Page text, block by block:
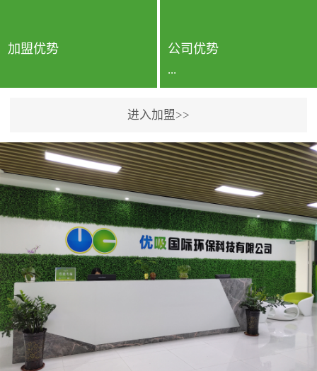
加盟优势 公司优势
...
专利保护优势、双甲资质
企业（“室内环境净化治理
甲级施工资质”“室内环境
污染治理资质等级证
书”）、拥有多名高级《环
境工程高级工程师》室内
空气治理资格认证的治理
人员、掌握室内空气净化
治理实用技术和五项专利
技术、八项计算机软件著
作权登记证书等。研发实
进入加盟>>